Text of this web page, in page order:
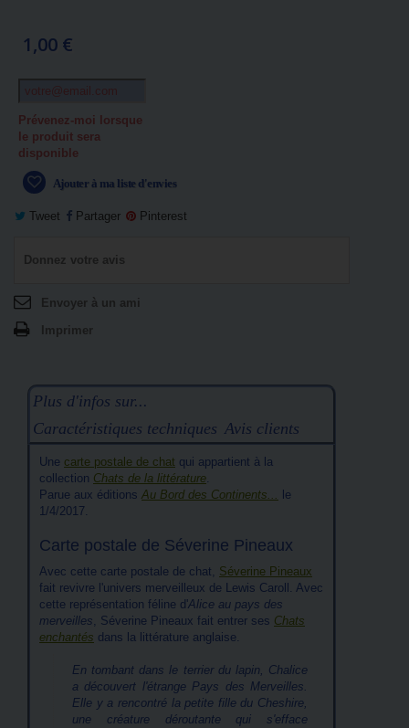
1,00 €
Prévenez-moi lorsque
le produit sera
disponible
Ajouter à ma liste d'envies
Tweet Partager Pinterest
Donnez votre avis
Envoyer à un ami
Imprimer
Plus d'infos sur...
Caractéristiques techniques Avis clients
Une carte postale de chat qui appartient à la
collection Chats de la littérature.
Parue aux éditions Au Bord des Continents...
le
1/4/2017.
Carte postale de Séverine Pineaux
Avec cette carte postale de chat, Séverine Pineaux
fait revivre l'univers merveilleux de Lewis Caroll. Avec
cette représentation féline d'Alice au pays des
merveilles, Séverine Pineaux fait entrer ses Chats
enchantés dans la littérature anglaise.
En tombant dans le terrier du lapin, Chalice
a découvert l'étrange Pays des Merveilles.
Elle y a rencontré la petite fille du Cheshire,
une créature déroutante qui s'efface